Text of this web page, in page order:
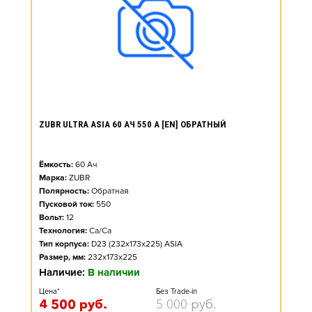
ZUBR ULTRA ASIA 60 АЧ 550 А [EN] ОБРАТНЫЙ
Ёмкость: 60 Ач
Марка: ZUBR
Полярность: Обратная
Пусковой ток: 550
Вольт: 12
Технология: Ca/Ca
Тип корпуса: D23 (232x173x225) ASIA
Размер, мм: 232x173x225
Наличие: В наличии
Цена*
4 500 руб.
Без Trade-in
5 000 руб.